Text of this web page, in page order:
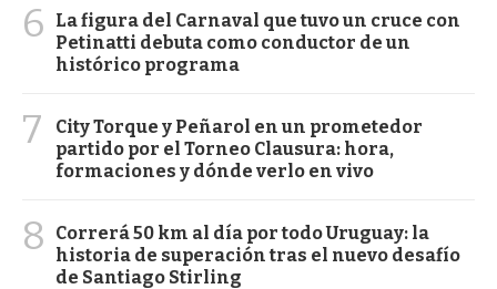
6
La figura del Carnaval que tuvo un cruce con
Petinatti debuta como conductor de un
histórico programa
7
City Torque y Peñarol en un prometedor
partido por el Torneo Clausura: hora,
formaciones y dónde verlo en vivo
8
Correrá 50 km al día por todo Uruguay: la
historia de superación tras el nuevo desafío
de Santiago Stirling